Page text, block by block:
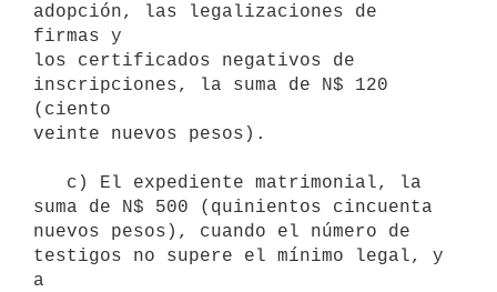
adopción, las legalizaciones de
firmas y
los certificados negativos de
inscripciones, la suma de N$ 120
(ciento
veinte nuevos pesos).
suma de N$ 500 (quinientos cincuenta
nuevos pesos), cuando el número de
testigos no supere el mínimo legal, y
a